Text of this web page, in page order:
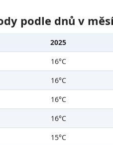
podle dnů v
2025
16°C
16°C
16°C
16°C
15°C